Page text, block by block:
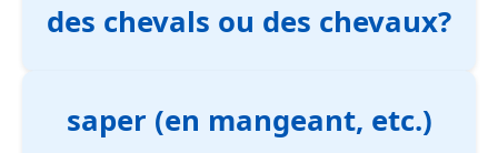
des chevals ou des chevaux?
saper (en mangeant, etc.)